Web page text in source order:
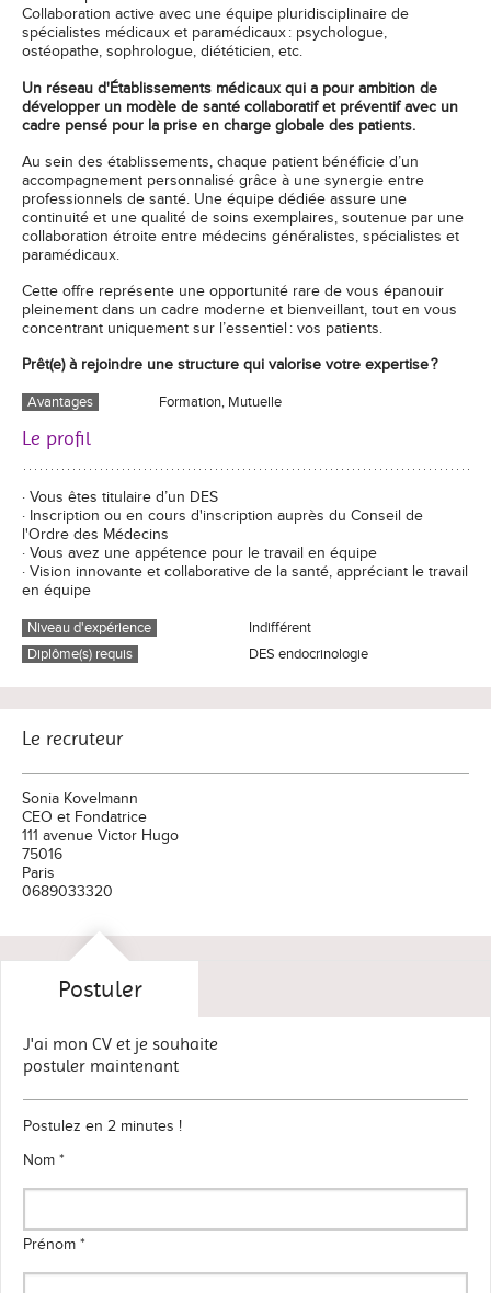
Collaboration active avec une équipe pluridisciplinaire de
spécialistes médicaux et paramédicaux : psychologue,
ostéopathe, sophrologue, diététicien, etc.
Un réseau d'Établissements médicaux qui a pour ambition de
développer un modèle de santé collaboratif et préventif avec un
cadre pensé pour la prise en charge globale des patients.
Au sein des établissements, chaque patient bénéficie d’un
accompagnement personnalisé grâce à une synergie entre
professionnels de santé. Une équipe dédiée assure une
continuité et une qualité de soins exemplaires, soutenue par une
collaboration étroite entre médecins généralistes, spécialistes et
paramédicaux.
Cette offre représente une opportunité rare de vous épanouir
pleinement dans un cadre moderne et bienveillant, tout en vous
concentrant uniquement sur l’essentiel : vos patients.
Prêt(e) à rejoindre une structure qui valorise votre expertise ?
Avantages Formation, Mutuelle
Le profil
· Vous êtes titulaire d’un DES
· Inscription ou en cours d'inscription auprès du Conseil de
l'Ordre des Médecins
· Vous avez une appétence pour le travail en équipe
· Vision innovante et collaborative de la santé, appréciant le travail
en équipe
Niveau d'expérience
Indifférent
Diplôme(s) requis
DES endocrinologie
Le recruteur
Sonia Kovelmann
CEO et Fondatrice
111 avenue Victor Hugo
75016
Paris
0689033320
Postuler
J'ai mon CV et je souhaite
postuler maintenant
Postulez en 2 minutes !
Nom *
Prénom *